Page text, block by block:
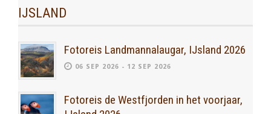
IJSLAND
Fotoreis Landmannalaugar, IJsland 2026
06 SEP 2026 - 12 SEP 2026
Fotoreis de Westfjorden in het voorjaar,